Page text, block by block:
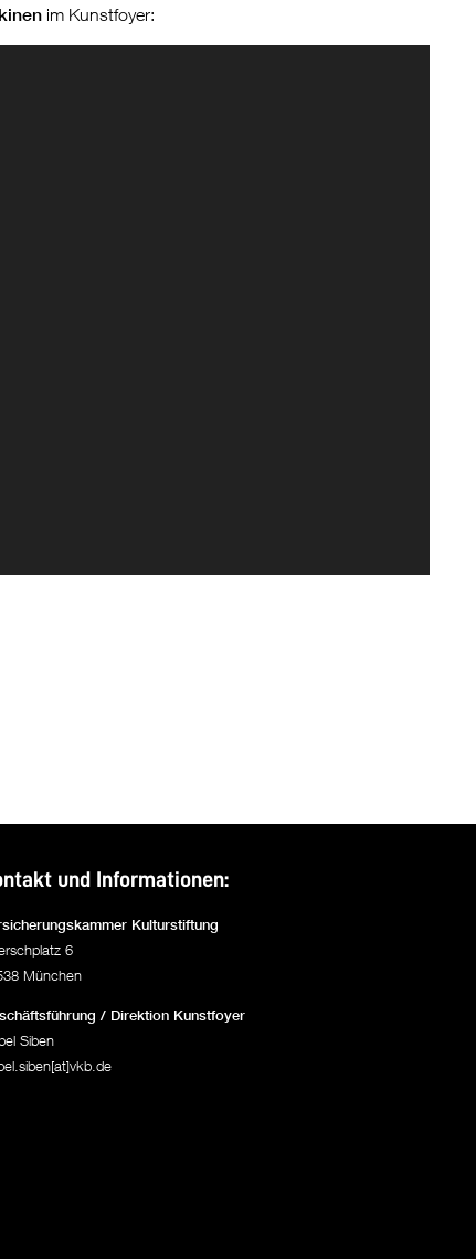
im Kunstfoyer:
und Informationen:
Kulturstiftung
6
München
/ Direktion Kunstfoyer
Siben